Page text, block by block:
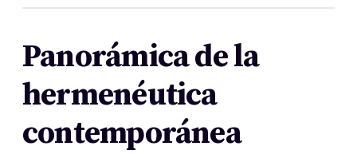
Investigación
Publicaciones
Galería
Acerca de nosotros
Panorámica de la
hermenéutica
contemporánea